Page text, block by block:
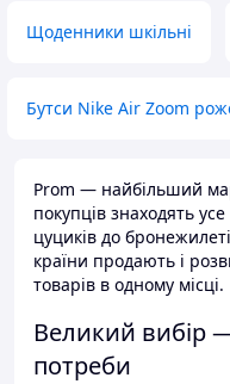
Щоденники шкільні
Бутси Nike Air Zoom
Prom — найбільший
покупців знаходять
цуциків до
країни продають і
товарів в одному місці.
Великий вибір
потреби